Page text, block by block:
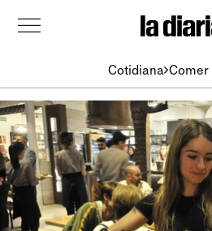
Cotidiana Comer